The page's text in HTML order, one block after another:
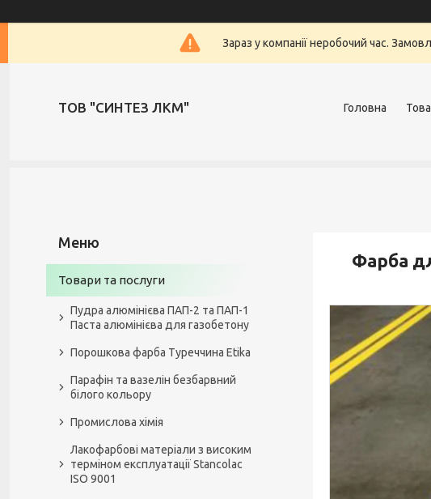
Зараз у компанії неробочий час.
ТОВ "СИНТЕЗ ЛКМ" Головна
Фарба
Товари та послуги
Пудра алюмінієва ПАП-2 та ПАП-1
Паста алюмінієва для газобетону
Порошкова фарба Туреччина Etika
Парафін та вазелін безбарвний
білого кольору
Промислова хімія
Лакофарбові матеріали з високим
терміном експлуатації Stancolac
ISO 9001